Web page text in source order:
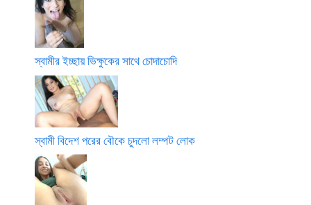
স্বামীর ইচ্ছায় ভিক্ষুকের সাথে চোদাচোদি
স্বামী বিদেশ পরের বৌকে চুদলো লম্পট লোক